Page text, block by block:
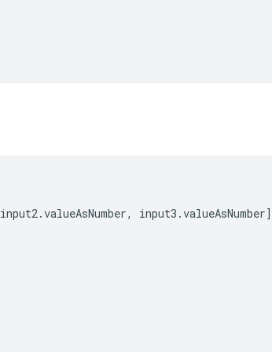
input2.valueAsNumber, input3 .valueAsNumber